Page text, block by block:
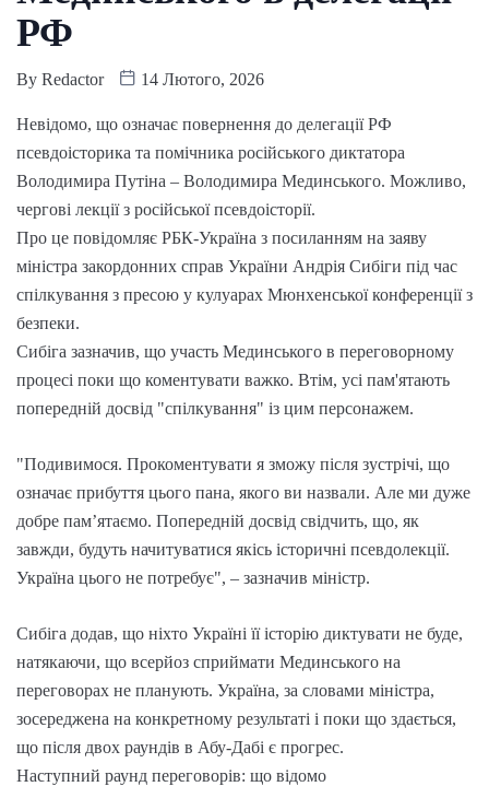
РФ
By Redactor 14 Лютого, 2026
Невідомо, що означає повернення до делегації РФ
псевдоісторика та помічника російського диктатора
Володимира Путіна – Володимира Мединського. Можливо,
чергові лекції з російської псевдоісторії.
Про це повідомляє РБК-Україна з посиланням на заяву
міністра закордонних справ України Андрія Сибіги під час
спілкування з пресою у кулуарах Мюнхенської конференції з
безпеки.
Сибіга зазначив, що участь Мединського в переговорному
процесі поки що коментувати важко. Втім, усі пам'ятають
попередній досвід "спілкування" із цим персонажем.
"Подивимося. Прокоментувати я зможу після зустрічі, що
означає прибуття цього пана, якого ви назвали. Але ми дуже
добре пам’ятаємо. Попередній досвід свідчить, що, як
завжди, будуть начитуватися якісь історичні псевдолекції.
Україна цього не потребує", – зазначив міністр.
Сибіга додав, що ніхто Україні її історію диктувати не буде,
натякаючи, що всерйоз сприймати Мединського на
переговорах не планують. Україна, за словами міністра,
зосереджена на конкретному результаті і поки що здається,
що після двох раундів в Абу-Дабі є прогрес.
Наступний раунд переговорів: що відомо